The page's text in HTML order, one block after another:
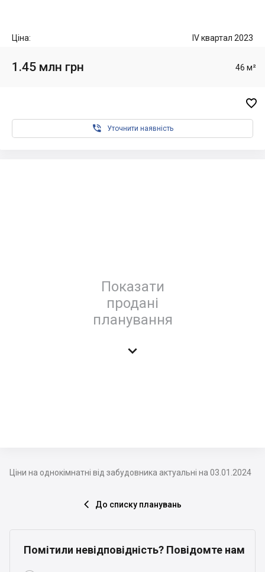
Ціна: IV квартал 2023
1.45 млн грн 46 м²

 Уточнити наявність
Показати
продані
планування

Ціни на однокімнатні від забудовника актуальні на 03.01.2024
 До списку планувань
Помітили невідповідність? Повідомте нам